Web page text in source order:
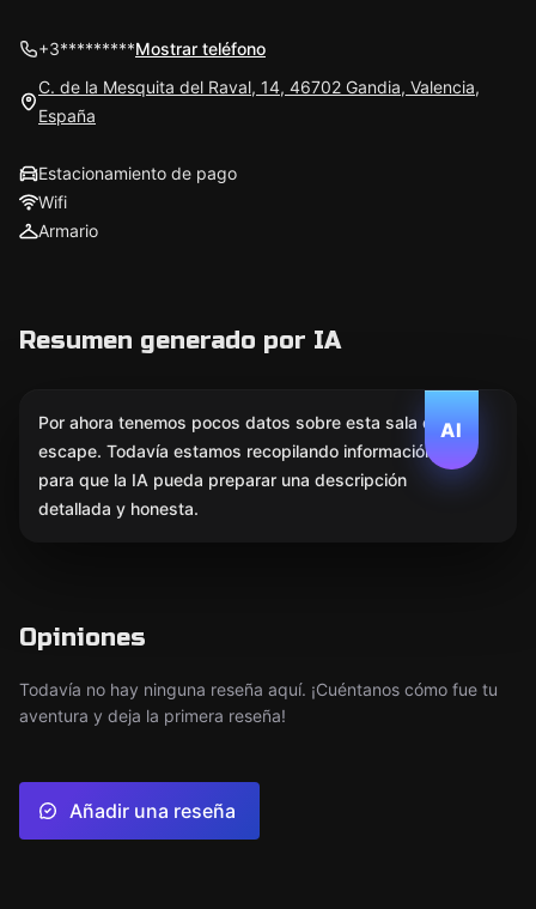
+3*********Mostrar teléfono
C. de la Mesquita del Raval, 14, 46702 Gandia, Valencia,
España
Estacionamiento de pago
Wifi
Armario
Resumen generado por IA
AI
Por ahora tenemos pocos datos sobre esta sala de
escape. Todavía estamos recopilando información
para que la IA pueda preparar una descripción
detallada y honesta.
Opiniones
Todavía no hay ninguna reseña aquí. ¡Cuéntanos cómo fue tu
aventura y deja la primera reseña!
Añadir una reseña